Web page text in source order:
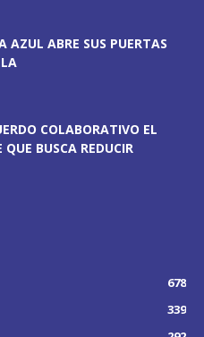
AZUL ABRE SUS PUERTAS
COLABORATIVO EL
QUE BUSCA REDUCIR
678
339